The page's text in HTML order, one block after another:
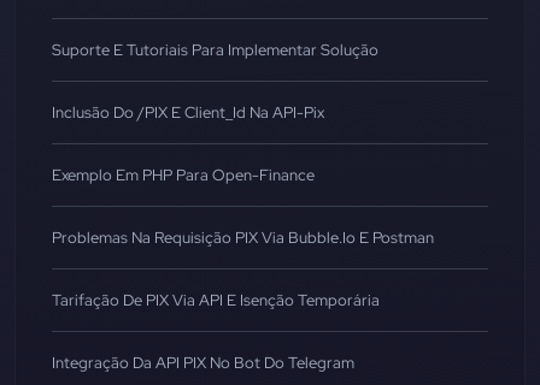
Suporte E Tutoriais Para Implementar Solução
Inclusão Do /PIX E Client_Id Na API-Pix
Exemplo Em PHP Para Open-Finance
Problemas Na Requisição PIX Via Bubble.io E Postman
Tarifação De PIX Via API E Isenção Temporária
Integração Da API PIX No Bot Do Telegram